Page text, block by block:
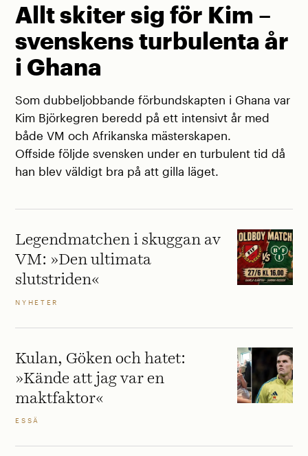
Allt skiter sig för Kim –
svenskens turbulenta år
i Ghana
Som dubbeljobbande förbundskapten i Ghana var
Kim Björkegren beredd på ett intensivt år med
både VM och Afrikanska mästerskapen.
Offside följde svensken under en turbulent tid då
han blev väldigt bra på att gilla läget.
Legendmatchen i skuggan av
VM: »Den ultimata
slutstriden«
NYHETER
Kulan, Göken och hatet:
»Kände att jag var en
maktfaktor«
ESSÄ